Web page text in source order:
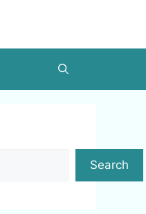
Search